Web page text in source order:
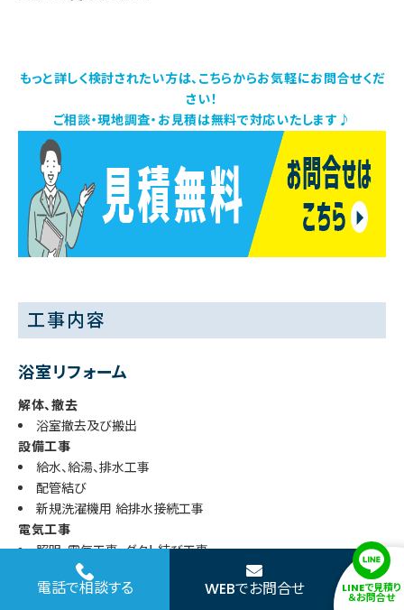
もっと詳しく検討されたい方は、こちらからお気軽にお問合せくだ
さい！
ご相談・現地調査・お見積は無料で対応いたします♪
工事内容
浴室リフォーム
解体、撤去
浴室撤去及び搬出
設備工事
給水、給湯、排水工事
配管結び
新規洗濯機用 給排水接続工事
電気工事
照明、電気工事、ダクト結び工事
浴室ドア枠取付工事
電話で相談する WEBでお問合せ LINEで見積り
＆お問合せ